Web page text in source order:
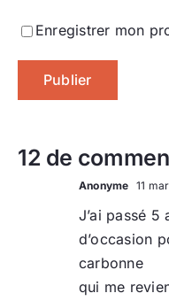
12 de
Anonyme 11
J’ai passé 5
d’occasion
carbonne
qui me
Enregistrer mon